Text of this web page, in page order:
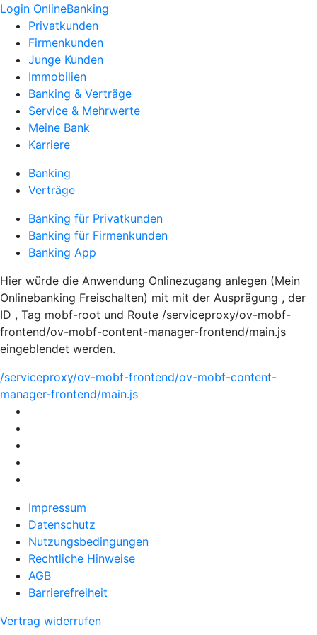
Login OnlineBanking
Privatkunden
Firmenkunden
Junge Kunden
Immobilien
Banking & Verträge
Service & Mehrwerte
Meine Bank
Karriere
Banking
Verträge
Banking für Privatkunden
Banking für Firmenkunden
Banking App
Hier würde die Anwendung Onlinezugang anlegen (Mein
Onlinebanking Freischalten) mit mit der Ausprägung , der
ID , Tag mobf-root und Route /serviceproxy/ov-mobf-
frontend/ov-mobf-content-manager-frontend/main.js
eingeblendet werden.
/serviceproxy/ov-mobf-frontend/ov-mobf-content-
manager-frontend/main.js
Impressum
Datenschutz
Nutzungsbedingungen
Rechtliche Hinweise
AGB
Barrierefreiheit
Vertrag widerrufen